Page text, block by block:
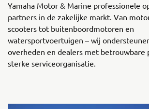
Yamaha Motor & Marine professionele
partners in de zakelijke markt. Van
scooters tot buitenboordmotoren en
watersportvoertuigen – wij
overheden en dealers met betrouwbare
sterke serviceorganisatie.